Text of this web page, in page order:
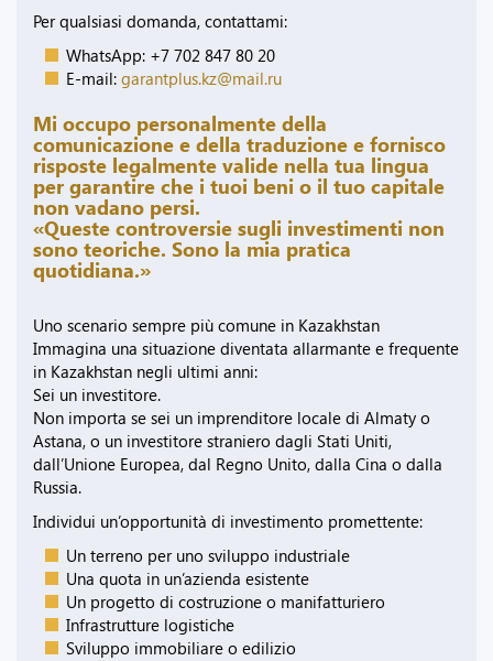
Per qualsiasi domanda, contattami:
WhatsApp: +7 702 847 80 20
E-mail: garantplus.kz@mail.ru
Mi occupo personalmente della
comunicazione e della traduzione e fornisco
risposte legalmente valide nella tua lingua
per garantire che i tuoi beni o il tuo capitale
non vadano persi.
«Queste controversie sugli investimenti non
sono teoriche. Sono la mia pratica
quotidiana.»
Uno scenario sempre più comune in Kazakhstan
Immagina una situazione diventata allarmante e frequente
in Kazakhstan negli ultimi anni:
Sei un investitore.
Non importa se sei un imprenditore locale di Almaty o
Astana, o un investitore straniero dagli Stati Uniti,
dall’Unione Europea, dal Regno Unito, dalla Cina o dalla
Russia.
Individui un’opportunità di investimento promettente:
Un terreno per uno sviluppo industriale
Una quota in un’azienda esistente
Un progetto di costruzione o manifatturiero
Infrastrutture logistiche
Sviluppo immobiliare o edilizio